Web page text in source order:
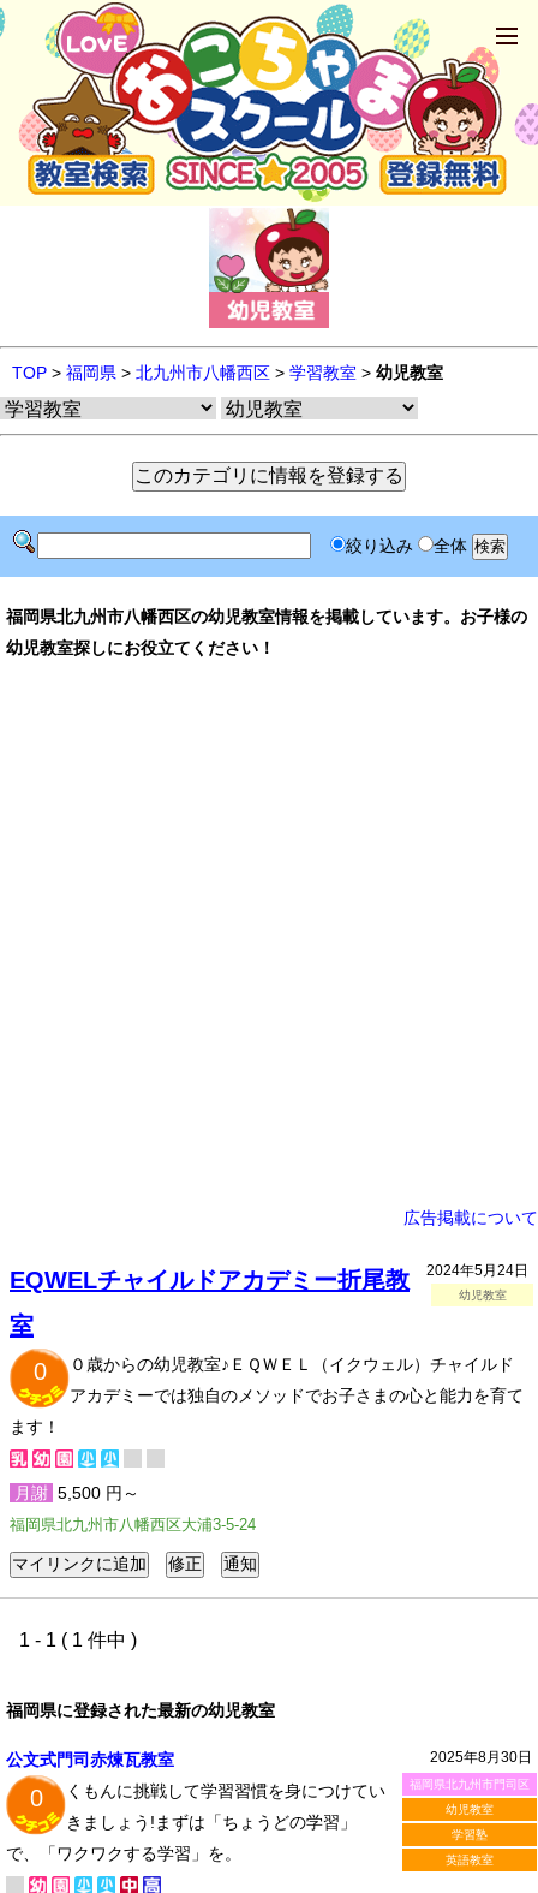
TOP > 福岡県 > 北九州市八幡西区 > 学習教室 > 幼児教室
絞り込み 全体
福岡県北九州市八幡西区の幼児教室情報を掲載しています。お子様の
幼児教室探しにお役立てください！
広告掲載について
2024年5月24日
幼児教室
EQWELチャイルドアカデミー折尾教
室
0
０歳からの幼児教室♪ＥＱＷＥＬ（イクウェル）チャイルド
アカデミーでは独自のメソッドでお子さまの心と能力を育て
ます！
月謝 5,500 円～
福岡県北九州市八幡西区大浦3-5-24
1 - 1 ( 1 件中 )
福岡県に登録された最新の幼児教室
2025年8月30日
福岡県北九州市門司区
幼児教室
学習塾
英語教室
公文式門司赤煉瓦教室
0
くもんに挑戦して学習習慣を身につけてい
きましょう!まずは「ちょうどの学習」
で、「ワクワクする学習」を。